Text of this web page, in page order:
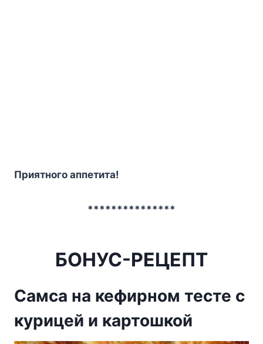
Приятного аппетита!
***************
БОНУС-РЕЦЕПТ
Самса на кефирном тесте с
курицей и картошкой